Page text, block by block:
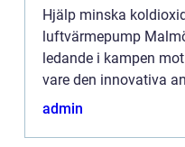
Hjälp minska
luftvärmepump
ledande i kampen
vare den innovativa
luftvärmepumpar.
admin